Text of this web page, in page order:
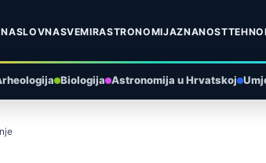
NASLOVNASVEMIRASTRONOMIJAZNANOST
Biologija Astronomija u Hrvatskoj